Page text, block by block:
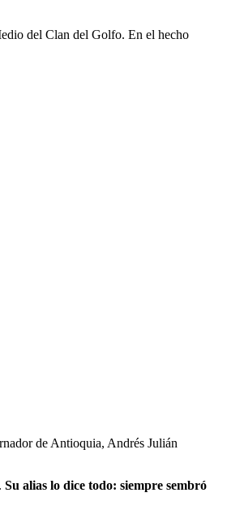
del Clan del Golfo. En el hecho
de Antioquia, Andrés Julián
Su alias lo dice todo: siempre sembró